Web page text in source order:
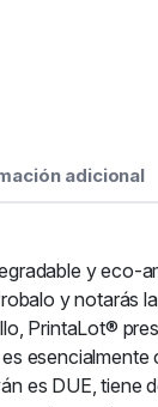
adicional
y eco-
y notarás
PrintaLot®
es DUE, tiene